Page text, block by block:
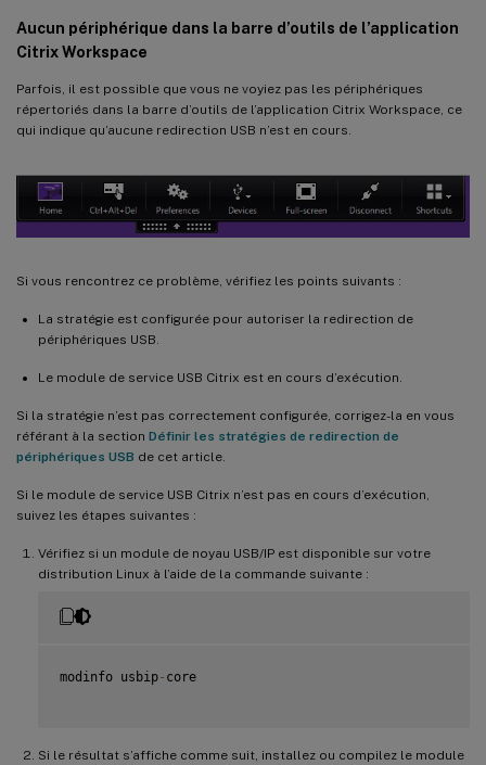
Aucun périphérique dans la barre d’outils de l’application
Citrix Workspace
Parfois, il est possible que vous ne voyiez pas les périphériques
répertoriés dans la barre d’outils de l’application Citrix Workspace, ce
qui indique qu’aucune redirection USB n’est en cours.
Si vous rencontrez ce problème, vérifiez les points suivants :
La stratégie est configurée pour autoriser la redirection de
périphériques USB.
Le module de service USB Citrix est en cours d’exécution.
Si la stratégie n’est pas correctement configurée, corrigez-la en vous
référant à la section Définir les stratégies de redirection de
périphériques USB de cet article.
Si le module de service USB Citrix n’est pas en cours d’exécution,
suivez les étapes suivantes :
Vérifiez si un module de noyau USB/IP est disponible sur votre
distribution Linux à l’aide de la commande suivante :
modinfo usbip- core
Si le résultat s’affiche comme suit, installez ou compilez le module